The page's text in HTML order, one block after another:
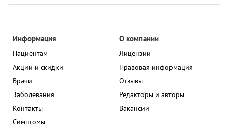
Информация
Пациентам
Акции и скидки
Врачи
Заболевания
Контакты
Симптомы
О компании
Лицензии
Правовая информация
Отзывы
Редакторы и авторы
Вакансии